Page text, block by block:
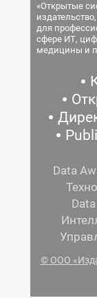
«Открытые
для
сфере ИТ,
медицины и
Data
© ООО